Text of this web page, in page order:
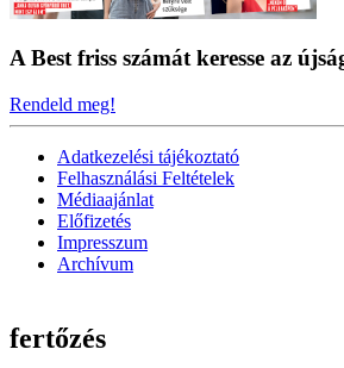
A Best friss számát keresse az
Rendeld meg!
Adatkezelési tájékoztató
Felhasználási Feltételek
Médiaajánlat
Előfizetés
Impresszum
Archívum
fertőzés